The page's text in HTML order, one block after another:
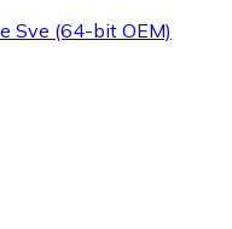
Sve (64-bit OEM)